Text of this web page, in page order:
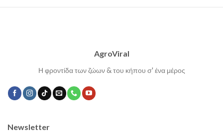
AgroViral
Η φροντίδα των ζώων & του κήπου σ' ένα μέρος
Newsletter